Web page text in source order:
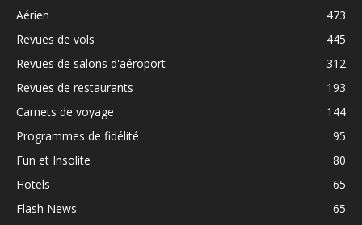
Aérien
473
Revues de vols
445
Revues de salons d'aéroport
312
Revues de restaurants
193
Carnets de voyage
144
Programmes de fidélité
95
Fun et Insolite
80
Hotels
65
Flash News
65